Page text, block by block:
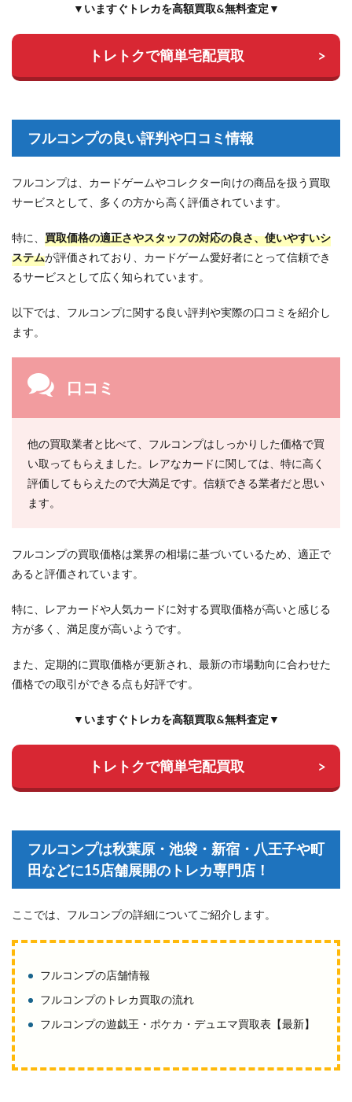
▼いますぐトレカを高額買取&無料査定▼
トレトクで簡単宅配買取
フルコンプの良い評判や口コミ情報
フルコンプは、カードゲームやコレクター向けの商品を扱う買取
サービスとして、多くの方から高く評価されています。
特に、 買取価格の適正さやスタッフの対応の良さ、使いやすいシ
ステムが評価されており、カードゲーム愛好者にとって信頼でき
るサービスとして広く知られています。
以下では、フルコンプに関する良い評判や実際の口コミを紹介し
ます。
口コミ
他の買取業者と比べて、フルコンプはしっかりした価格で買
い取ってもらえました。レアなカードに関しては、特に高く
評価してもらえたので大満足です。信頼できる業者だと思い
ます。
フルコンプの買取価格は業界の相場に基づいているため、適正で
あると評価されています。
特に、レアカードや人気カードに対する買取価格が高いと感じる
方が多く、満足度が高いようです。
また、定期的に買取価格が更新され、最新の市場動向に合わせた
価格での取引ができる点も好評です。
▼いますぐトレカを高額買取&無料査定▼
トレトクで簡単宅配買取
フルコンプは秋葉原・池袋・新宿・八王子や町
田などに15店舗展開のトレカ専門店！
ここでは、フルコンプの詳細についてご紹介します。
フルコンプの店舗情報
フルコンプのトレカ買取の流れ
フルコンプの遊戯王・ポケカ・デュエマ買取表【最新】